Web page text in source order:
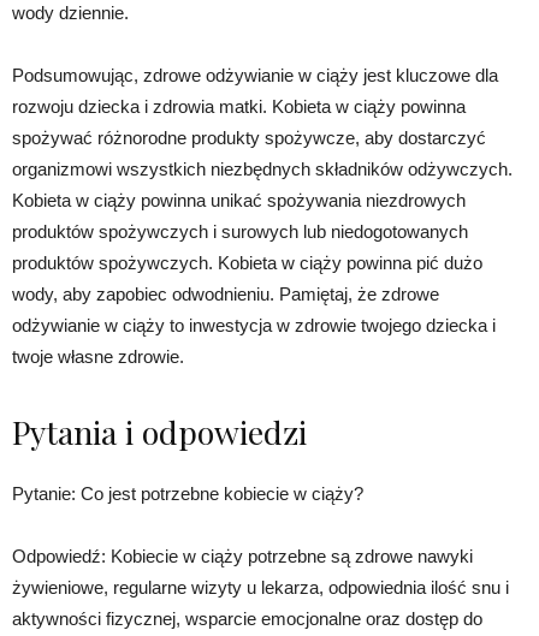
wody dziennie.
Podsumowując, zdrowe odżywianie w ciąży jest kluczowe dla
rozwoju dziecka i zdrowia matki. Kobieta w ciąży powinna
spożywać różnorodne produkty spożywcze, aby dostarczyć
organizmowi wszystkich niezbędnych składników odżywczych.
Kobieta w ciąży powinna unikać spożywania niezdrowych
produktów spożywczych i surowych lub niedogotowanych
produktów spożywczych. Kobieta w ciąży powinna pić dużo
wody, aby zapobiec odwodnieniu. Pamiętaj, że zdrowe
odżywianie w ciąży to inwestycja w zdrowie twojego dziecka i
twoje własne zdrowie.
Pytania i odpowiedzi
Pytanie: Co jest potrzebne kobiecie w ciąży?
Odpowiedź: Kobiecie w ciąży potrzebne są zdrowe nawyki
żywieniowe, regularne wizyty u lekarza, odpowiednia ilość snu i
aktywności fizycznej, wsparcie emocjonalne oraz dostęp do